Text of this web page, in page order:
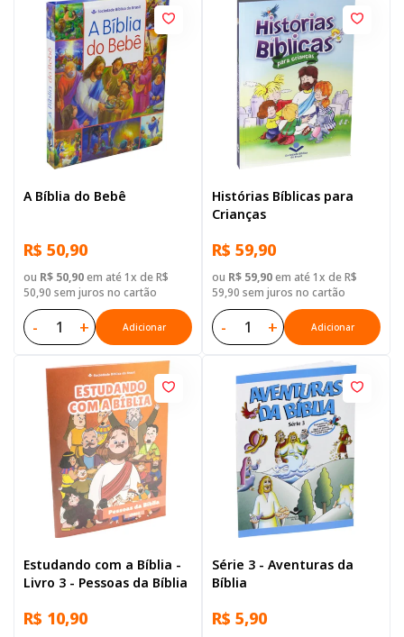
A Bíblia do Bebê
R$ 50,90
ou R$ 50,90em até 1x de R$
50,90 sem juros no cartão
- + Adicionar
Histórias Bíblicas para
Crianças
R$ 59,90
ou R$ 59,90em até 1x de R$
59,90 sem juros no cartão
- + Adicionar
Estudando com a Bíblia -
Livro 3 - Pessoas da Bíblia
R$ 10,90
Série 3 - Aventuras da
Bíblia
R$ 5,90